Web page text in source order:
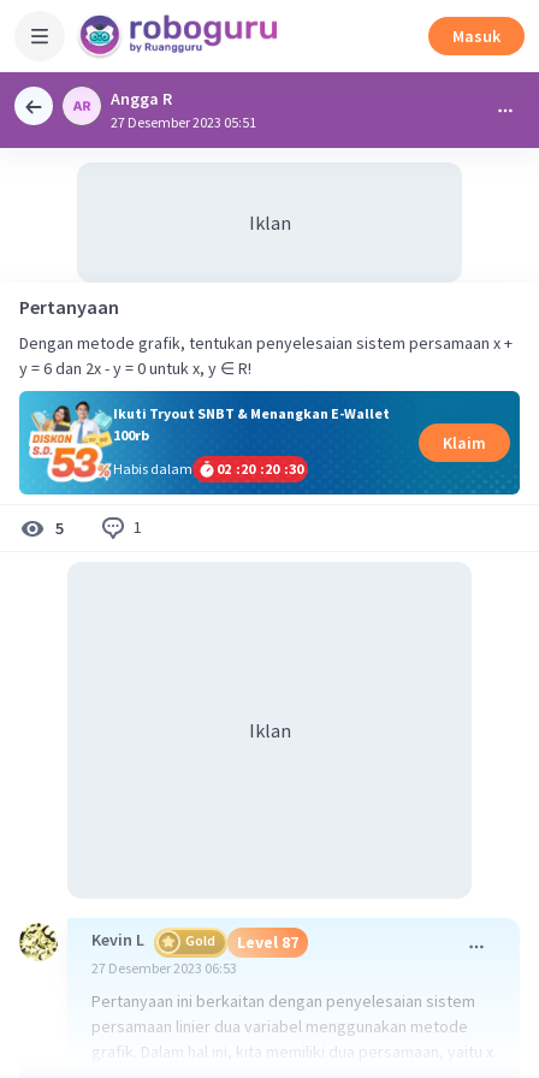
Masuk
Angga R
27 Desember 2023 05:51
Iklan
Pertanyaan
Dengan metode grafik, tentukan penyelesaian sistem persamaan x +
y = 6 dan 2x - y = 0 untuk x, y ∈ R!
Ikuti Tryout SNBT & Menangkan E-Wallet
100rb
Habis dalam
02 :20 :20 :30
Klaim
5 1
Iklan
Kevin L Gold Level 87
27 Desember 2023 06:53
Pertanyaan ini berkaitan dengan penyelesaian sistem
persamaan linier dua variabel menggunakan metode
grafik. Dalam hal ini, kita memiliki dua persamaan, yaitu x